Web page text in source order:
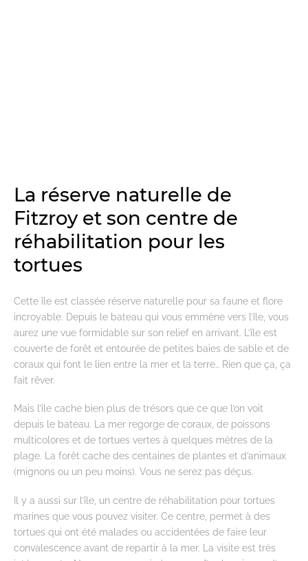
La réserve naturelle de
Fitzroy et son centre de
réhabilitation pour les
tortues
Cette île est classée réserve naturelle pour sa faune et flore
incroyable. Depuis le bateau qui vous emmène vers l’île, vous
aurez une vue formidable sur son relief en arrivant. L’île est
couverte de forêt et entourée de petites baies de sable et de
coraux qui font le lien entre la mer et la terre… Rien que ça, ça
fait rêver.
Mais l’île cache bien plus de trésors que ce que l’on voit
depuis le bateau. La mer regorge de coraux, de poissons
multicolores et de tortues vertes à quelques mètres de la
plage. La forêt cache des centaines de plantes et d’animaux
(mignons ou un peu moins). Vous ne serez pas déçus.
Il y a aussi sur l’île, un centre de réhabilitation pour tortues
marines que vous pouvez visiter. Ce centre, permet à des
tortues qui ont été malades ou accidentées de faire leur
convalescence avant de repartir à la mer. La visite est très